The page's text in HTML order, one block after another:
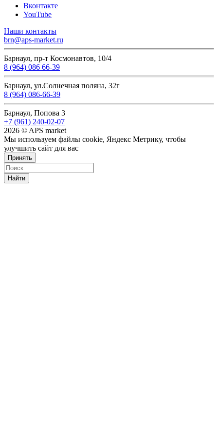
Вконтакте
YouTube
Наши контакты
brn@aps-market.ru
Барнаул, пр-т Космонавтов, 10/4
8 (964) 086 66-39
Барнаул, ул.Солнечная поляна, 32г
8 (964) 086-66-39
Барнаул, Попова 3
+7 (961) 240-02-07
2026 © APS market
Мы используем файлы cookie, Яндекс Метрику, чтобы
улучшить сайт для вас
Принять
Найти